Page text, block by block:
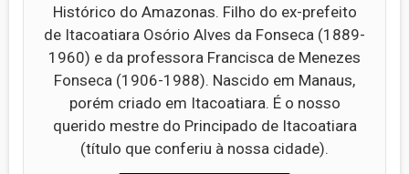
Histórico do Amazonas. Filho do ex-prefeito
de Itacoatiara Osório Alves da Fonseca (1889-
1960) e da professora Francisca de Menezes
Fonseca (1906-1988). Nascido em Manaus,
porém criado em Itacoatiara. É o nosso
querido mestre do Principado de Itacoatiara
(título que conferiu à nossa cidade).